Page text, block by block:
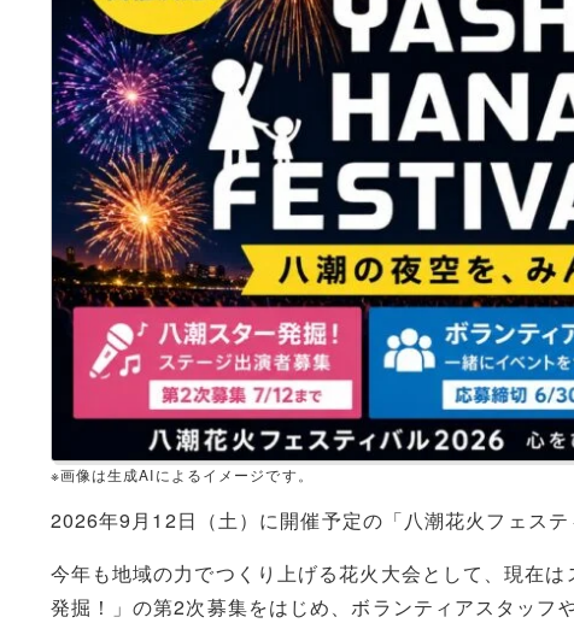
※画像は生成AIによるイメージです。
2026年9月12日（土）に開催予定の「八潮花火フェス
今年も地域の力でつくり上げる花火大会として、現在
発掘！」の第2次募集をはじめ、ボランティアスタッフ